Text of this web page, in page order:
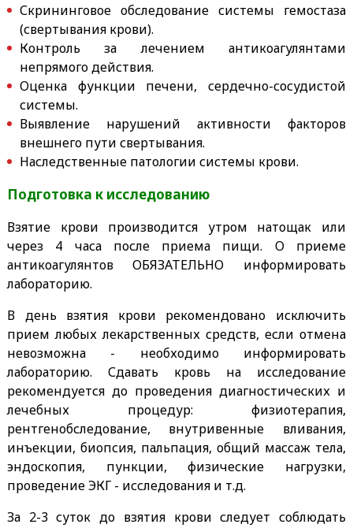
Скрининговое обследование системы гемостаза
(свертывания крови).
Контроль за лечением антикоагулянтами
непрямого действия.
Оценка функции печени, сердечно-сосудистой
системы.
Выявление нарушений активности факторов
внешнего пути свертывания.
Наследственные патологии системы крови.
Подготовка к исследованию
Взятие крови производится утром натощак или
через 4 часа после приема пищи. О приеме
антикоагулянтов ОБЯЗАТЕЛЬНО информировать
лабораторию.
В день взятия крови рекомендовано исключить
прием любых лекарственных средств, если отмена
невозможна - необходимо информировать
лабораторию. Сдавать кровь на исследование
рекомендуется до проведения диагностических и
лечебных процедур: физиотерапия,
рентгенобследование, внутривенные вливания,
инъекции, биопсия, пальпация, общий массаж тела,
эндоскопия, пункции, физические нагрузки,
проведение ЭКГ - исследования и т.д.
За 2-3 суток до взятия крови следует соблюдать